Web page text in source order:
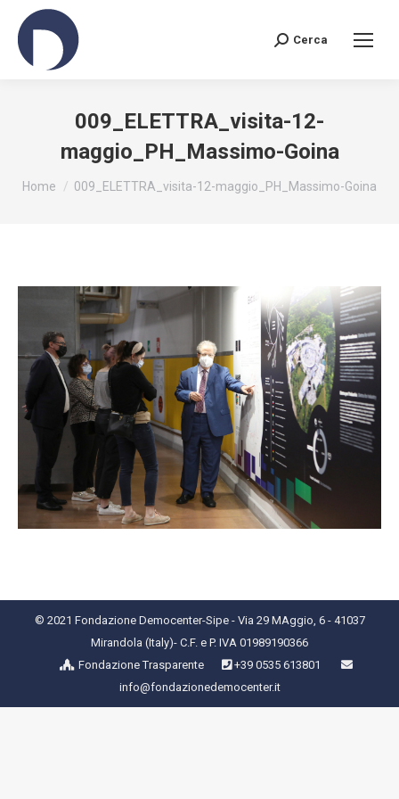
Search:
Cerca
009_ELETTRA_visita-12-
maggio_PH_Massimo-Goina
You are here:
Home 009_ELETTRA_visita-12-maggio_PH_Massimo-Goina
© 2021 Fondazione Democenter-Sipe - Via 29 MAggio, 6 - 41037
Mirandola (Italy)- C.F. e P. IVA 01989190366
Fondazione Trasparente
+39 0535 613801
info@fondazionedemocenter.it